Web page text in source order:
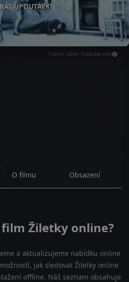
UPOUTÁVKU
Trailer, zdroj: Youtube.com
O filmu Obsazení
Žiletky online?
a aktualizujeme nabídku online
jak sledovat Žiletky online
offline. Náš seznam obsahuje